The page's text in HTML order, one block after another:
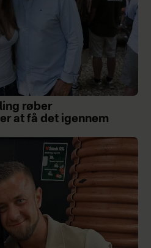
røber
at få det igennem